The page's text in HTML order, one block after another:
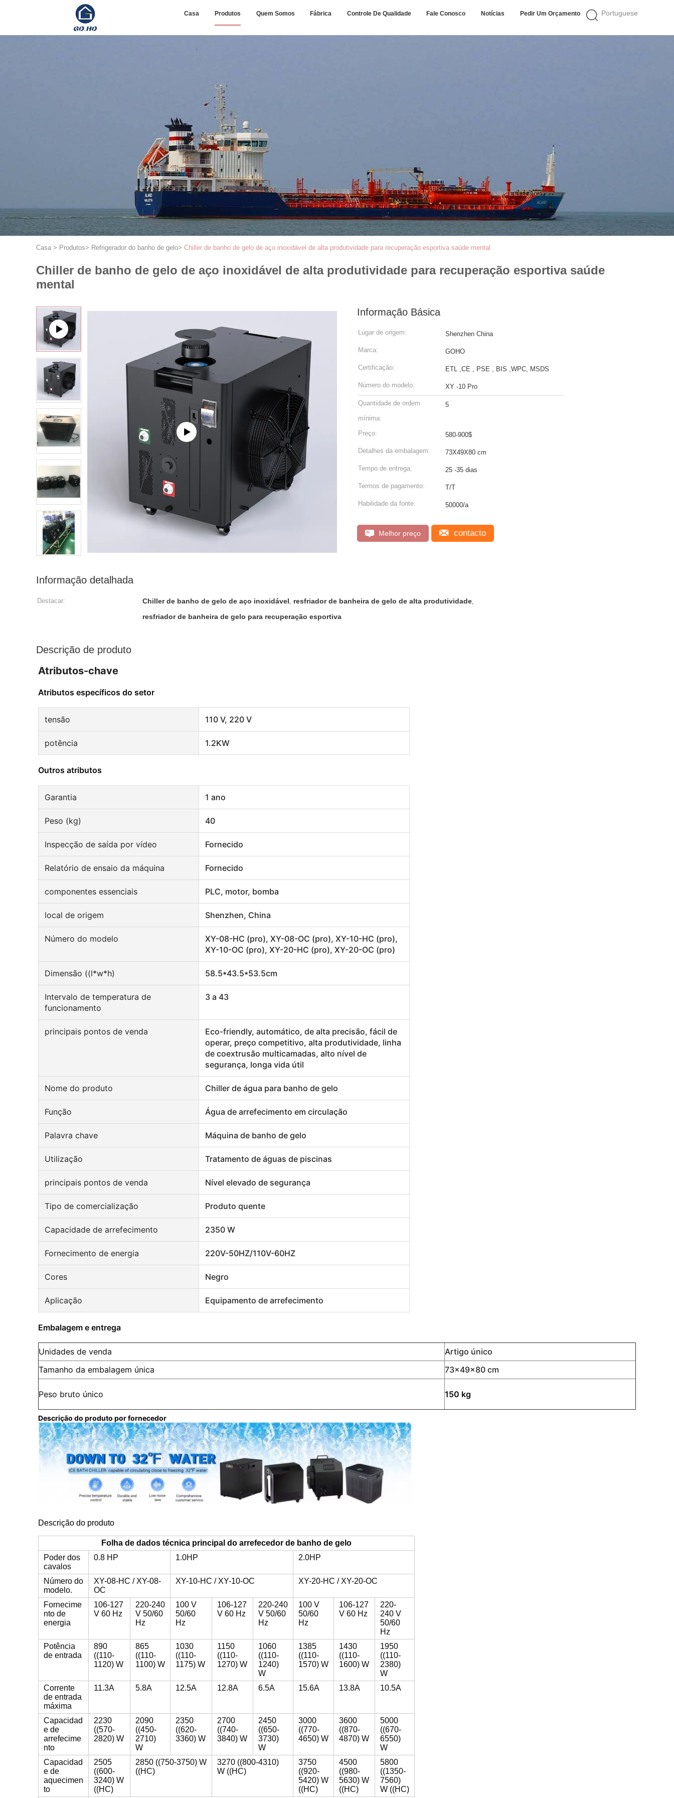
Portuguese
Casa Produtos Quem Somos Fábrica Controle De Qualidade Fale Conosco Notícias Pedir Um Orçamento
Casa > Produtos> Refrigerador do banho de gelo> Chiller de banho de gelo de aço inoxidável de alta produtividade para recuperação esportiva saúde mental
Chiller de banho de gelo de aço inoxidável de alta produtividade para recuperação esportiva saúde
mental
Informação Básica
Lugar de origem: Shenzhen China
Marca: GOHO
Certificação: ETL ,CE , PSE , BIS ,WPC, MSDS
Número do modelo: XY -10 Pro
Quantidade de ordem
mínima:
5
Preço: 580-900$
Detalhes da embalagem: 73X49X80 cm
Tempo de entrega: 25 -35 dias
Termos de pagamento: T/T
Habilidade da fonte: 50000/a
Melhor preço contacto
Informação detalhada
Destacar: Chiller de banho de gelo de aço inoxidável, resfriador de banheira de gelo de alta produtividade,
resfriador de banheira de gelo para recuperação esportiva
Descrição de produto
Atributos-chave
Atributos específicos do setor
tensão 110 V, 220 V
potência 1.2KW
Outros atributos
Garantia 1 ano
Peso (kg) 40
Inspecção de saída por vídeo Fornecido
Relatório de ensaio da máquina Fornecido
componentes essenciais PLC, motor, bomba
local de origem Shenzhen, China
Número do modelo
XY-08-HC (pro), XY-08-OC (pro), XY-10-HC (pro),
XY-10-OC (pro), XY-20-HC (pro), XY-20-OC (pro)
Dimensão ((l*w*h) 58.5*43.5*53.5cm
Intervalo de temperatura de
funcionamento
3 a 43
principais pontos de venda
Eco-friendly, automático, de alta precisão, fácil de
operar, preço competitivo, alta produtividade, linha
de coextrusão multicamadas, alto nível de
segurança, longa vida útil
Nome do produto Chiller de água para banho de gelo
Função Água de arrefecimento em circulação
Palavra chave Máquina de banho de gelo
Utilização Tratamento de águas de piscinas
principais pontos de venda Nível elevado de segurança
Tipo de comercialização Produto quente
Capacidade de arrefecimento 2350 W
Fornecimento de energia 220V-50HZ/110V-60HZ
Cores Negro
Aplicação Equipamento de arrefecimento
Embalagem e entrega
Unidades de venda
Artigo único
Tamanho da embalagem única
73x49x80 cm
Peso bruto único 150 kg
Descrição do produto por fornecedor
Descrição do produto
Folha de dados técnica principal do arrefecedor de banho de gelo
Poder dos
cavalos
0.8 HP 1.0HP 2.0HP
Número do
modelo.
XY-08-HC / XY-08-
OC
XY-10-HC / XY-10-OC XY-20-HC / XY-20-OC
Fornecime
nto de
energia
106-127
V 60 Hz
220-240
V 50/60
Hz
100 V
50/60
Hz
106-127
V 60 Hz
220-240
V 50/60
Hz
100 V
50/60
Hz
106-127
V 60 Hz
220-
240 V
50/60
Hz
Potência
de entrada
890
((110-
1120) W
865
((110-
1100) W
1030
((110-
1175) W
1150
((110-
1270) W
1060
((110-
1240)
W
1385
((110-
1570) W
1430
((110-
1600) W
1950
((110-
2380)
W
Corrente
de entrada
máxima
11.3A 5.8A 12.5A 12.8A 6.5A 15.6A 13.8A 10.5A
Capacidad
e de
arrefecime
nto
2230
((570-
2820) W
2090
((450-
2710)
W
2350
((620-
3360) W
2700
((740-
3840) W
2450
((650-
3730)
W
3000
((770-
4650) W
3600
((870-
4870) W
5000
((670-
6550)
W
Capacidad
e de
aquecimen
to
2505
((600-
3240) W
((HC)
2850 ((750-3750) W
((HC)
3270 ((800-4310)
W ((HC)
3750
((920-
5420) W
((HC)
4500
((980-
5630) W
((HC)
5800
((1350-
7560)
W ((HC)